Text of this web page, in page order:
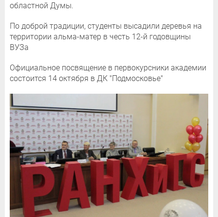
областной Думы.
По доброй традиции, студенты высадили деревья на
территории альма-матер в честь 12-й годовщины
ВУЗа
Официальное посвящение в первокурсники академии
состоится 14 октября в ДК "Подмосковье"